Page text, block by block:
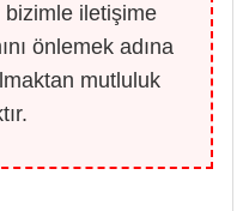
bizimle iletişime
önlemek adına
mutluluk